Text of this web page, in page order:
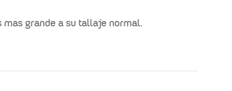
mas grande a su tallaje normal.